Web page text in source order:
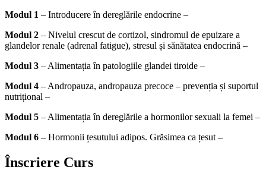
Modul 1 – Introducere în dereglările endocrine –
Modul 2 – Nivelul crescut de cortizol, sindromul de epuizare a
glandelor renale (adrenal fatigue), stresul și sănătatea endocrină –
Modul 3 – Alimentația în patologiile glandei tiroide –
Modul 4 – Andropauza, andropauza precoce – prevenția și suportul
nutrițional –
Modul 5 – Alimentația în dereglările a hormonilor sexuali la femei –
Modul 6 – Hormonii țesutului adipos. Grăsimea ca țesut –
Înscriere Curs